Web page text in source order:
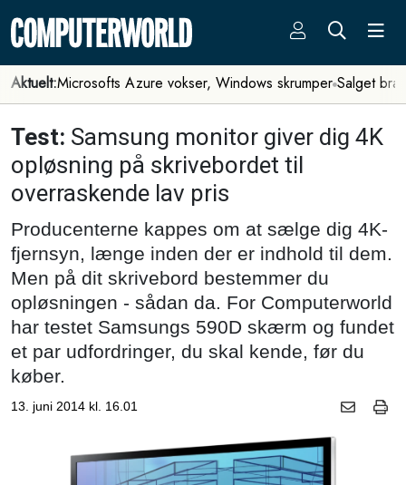
Aktuelt:Microsofts Azure vokser, Windows skrumper Salget
Test: Samsung monitor giver dig 4K
opløsning på skrivebordet til
overraskende lav pris
Producenterne kappes om at sælge dig 4K-
fjernsyn, længe inden der er indhold til dem.
Men på dit skrivebord bestemmer du
opløsningen - sådan da. For Computerworld
har testet Samsungs 590D skærm og fundet
et par udfordringer, du skal kende, før du
køber.
13. juni 2014 kl. 16.01